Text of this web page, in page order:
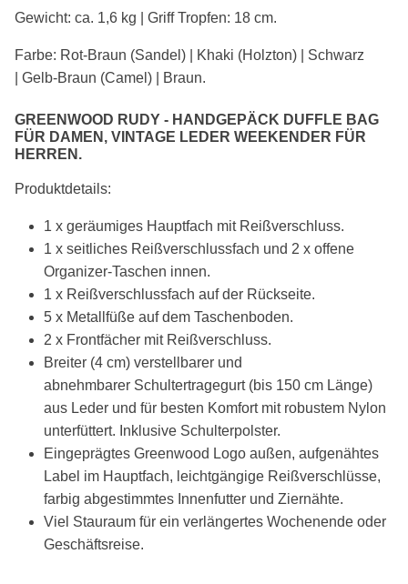
Gewicht: ca. 1,6 kg | Griff Tropfen: 18 cm.
Farbe: Rot-Braun (Sandel) | Khaki (Holzton) | Schwarz
Gelb-Braun (Camel) | Braun.
GREENWOOD RUDY - HANDGEPÄCK DUFFLE BAG
FÜR DAMEN, VINTAGE LEDER WEEKENDER FÜR
HERREN.
Produktdetails:
1 x geräumiges Hauptfach mit Reißverschluss.
1 x seitliches Reißverschlussfach und 2 x offene
Organizer-Taschen innen.
1 x Reißverschlussfach auf der Rückseite.
5 x Metallfüße auf dem Taschenboden.
2 x Frontfächer mit Reißverschluss.
Breiter (4 cm) verstellbarer und
abnehmbarer Schultertragegurt (bis 150 cm Länge)
aus Leder und für besten Komfort mit robustem Nylon
unterfüttert. Inklusive Schulterpolster.
Eingeprägtes Greenwood Logo außen, aufgenähtes
Label im Hauptfach, leichtgängige Reißverschlüsse,
farbig abgestimmtes Innenfutter und Ziernähte.
Viel Stauraum für ein verlängertes Wochenende oder
Geschäftsreise.